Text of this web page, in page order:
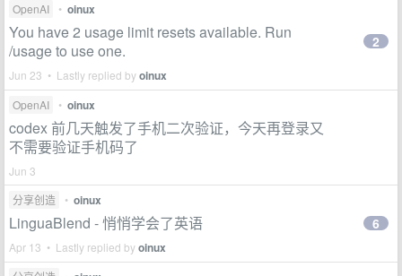
OpenAI • oinux
You have 2 usage limit resets available. Run
/usage to use one.
Jun 23 • Lastly replied byoinux
2
OpenAI • oinux
codex 前几天触发了手机二次验证，今天再登录又
不需要验证手机码了
Jun 3
分享创造
• oinux
LinguaBlend - 悄悄学会了英语
Apr 13 • Lastly replied byoinux
6